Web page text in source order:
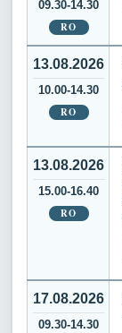
09.30-14.30
RO
13.08.2026
10.00-14.30
RO
13.08.2026
15.00-16.40
RO
17.08.2026
09.30-14.30